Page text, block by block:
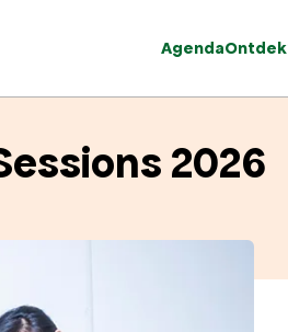
AgendaOntdek
2026